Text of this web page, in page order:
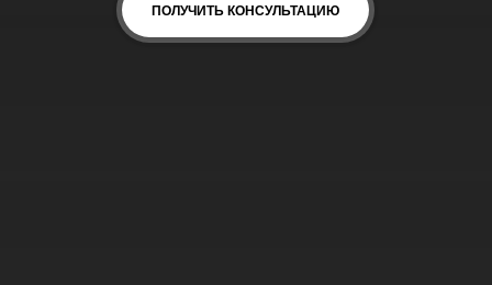
ПОЛУЧИТЬ КОНСУЛЬТАЦИЮ